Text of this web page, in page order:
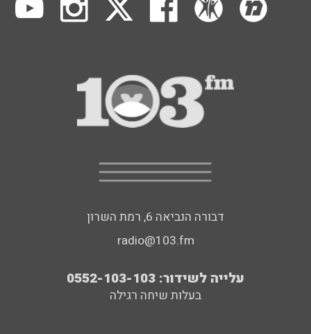
דבורה הנביאה 6, רמת השרון
radio@103.fm
עלייה לשידור: 0552-103-103
בעלות שיחה רגילה